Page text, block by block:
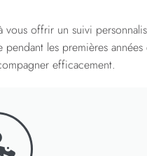
vous offrir un suivi
les premières
efficacement.